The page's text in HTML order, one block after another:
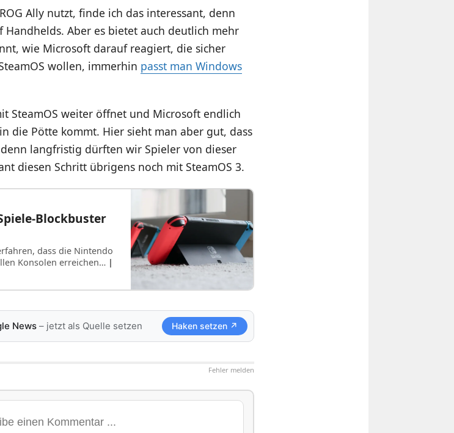
Ally nutzt, finde ich das interessant, denn
Aber es bietet auch deutlich mehr
wie Microsoft darauf reagiert, die sicher
wollen, immerhin passt man Windows
SteamOS weiter öffnet und Microsoft endlich
die Pötte kommt. Hier sieht man aber gut, dass
langfristig dürften wir Spieler von dieser
diesen Schritt übrigens noch mit SteamOS 3.
Blockbuster
dass die Nintendo
Konsolen erreichen… |
News– jetzt als Quelle setzen Haken setzen ↗
Fehler melden